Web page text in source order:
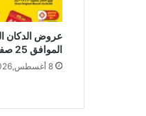
الموافق 25 صفر 1448 عروض صفقة اليوم
8 أغسطس,2026